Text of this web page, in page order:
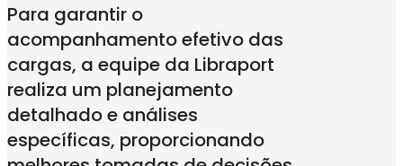
Para garantir o
acompanhamento efetivo das
cargas, a equipe da Libraport
realiza um planejamento
detalhado e análises
específicas, proporcionando